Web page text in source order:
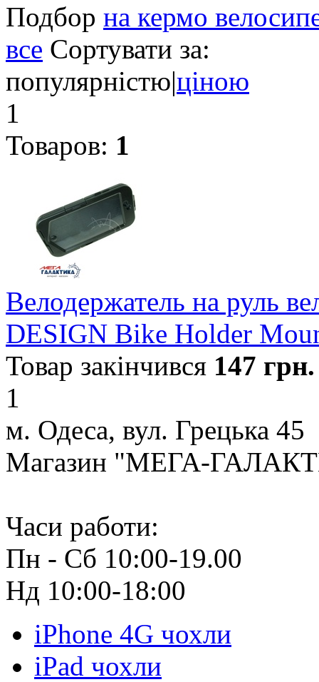
Подбор на кермо
все Сортувати за:
популярністю|ціною
1
Товаров: 1
Велодержатель на руль
DESIGN Bike Holder
Товар закінчився 147 грн.
1
м. Одеса, вул. Грецька 45
Магазин "МЕГА-
Часи работи:
Пн - Сб 10:00-19.00
Нд 10:00-18:00
iPhone 4G чохли
iPad чохли